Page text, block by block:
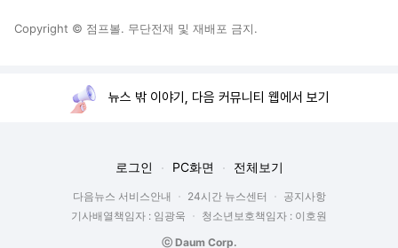
Copyright © 점프볼. 무단전재 및 재배포 금지.
뉴스 밖 이야기, 다음 커뮤니티 웹에서 보기
로그인 PC화면 전체보기
다음뉴스 서비스안내 24시간 뉴스센터
공지사항
기사배열책임자 : 임광욱
청소년보호책임자 : 이호원
ⓒ Daum Corp.